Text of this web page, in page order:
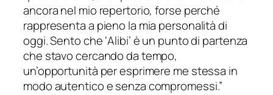
ancora nel mio repertorio, forse perché
rappresenta a pieno la mia personalità di
oggi. Sento che ‘Alibi’ è un punto di partenza
che stavo cercando da tempo,
un’opportunità per esprimere me stessa in
modo autentico e senza compromessi.”